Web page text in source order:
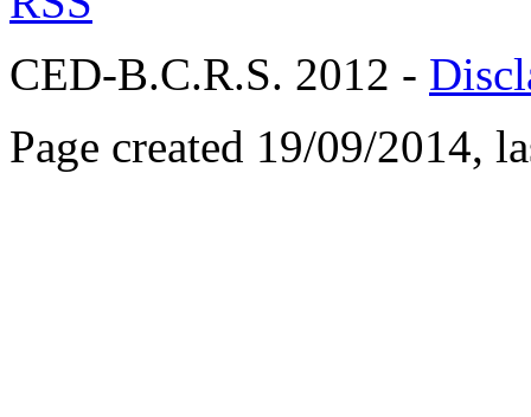
CED-B.C.R.S. 2012 -
Page created 19/09/2014,